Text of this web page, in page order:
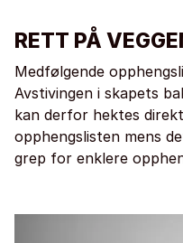
RETT PÅ
Medfølgende
Avstivingen i skapets
kan derfor hektes
opphengslisten mens
grep for enklere